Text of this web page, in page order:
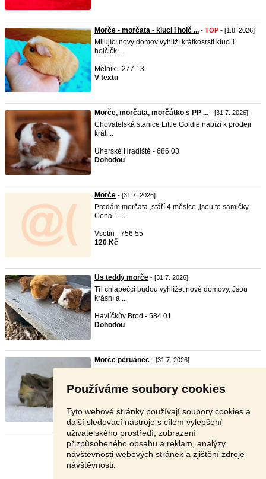
Používáme soubory cookies
Tyto webové stránky používají soubory cookies a
další sledovací nástroje s cílem vylepšení
uživatelského prostředí, zobrazení
přizpůsobeného obsahu a reklam, analýzy
návštěvnosti webových stránek a zjištění zdroje
návštěvnosti.
Morče - morčata - kluci i holč ... - TOP - [1.8. 2026]
Milující nový domov vyhlíží krátkosrstí kluci i
holčičk ...
Mělník - 277 13
V textu
Morče, morčata, morčátko s PP ... - [31.7. 2026]
Chovatelská stanice Little Goldie nabízí k prodeji
krát ...
Uherské Hradiště - 686 03
Dohodou
Morče - [31.7. 2026]
Prodám morčata ,stáří 4 měsíce ,jsou to samičky.
Cena 1 ...
Vsetín - 756 55
120 Kč
Us teddy morče - [31.7. 2026]
Tři chlapečci budou vyhlížet nové domovy. Jsou
krásní a ...
Havlíčkův Brod - 584 01
Dohodou
Morče peruánec - [31.7. 2026]
600 Kč
Stránka: 1 2 3 Další